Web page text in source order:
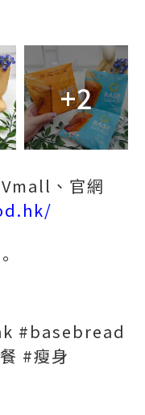
+2
、官網
#basebread
#瘦身